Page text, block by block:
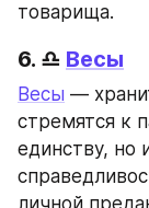
товарища.
6. ♎ Весы
Весы —
стремятся к
единству, но